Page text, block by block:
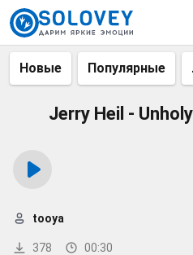
Новые Популярные
Jerry Heil -
378 00:30
tooya